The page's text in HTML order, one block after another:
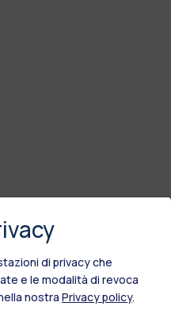
di privacy che
e le modalità di revoca
nostra Privacy policy.